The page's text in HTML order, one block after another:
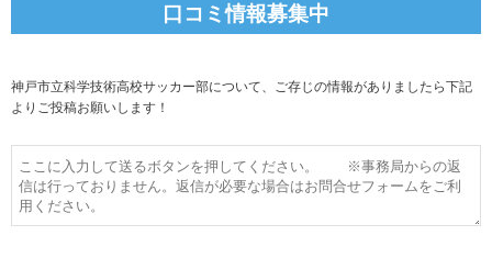
口コミ情報募集中
神戸市立科学技術高校サッカー部について、ご存じの情報がありましたら下記
よりご投稿お願いします！